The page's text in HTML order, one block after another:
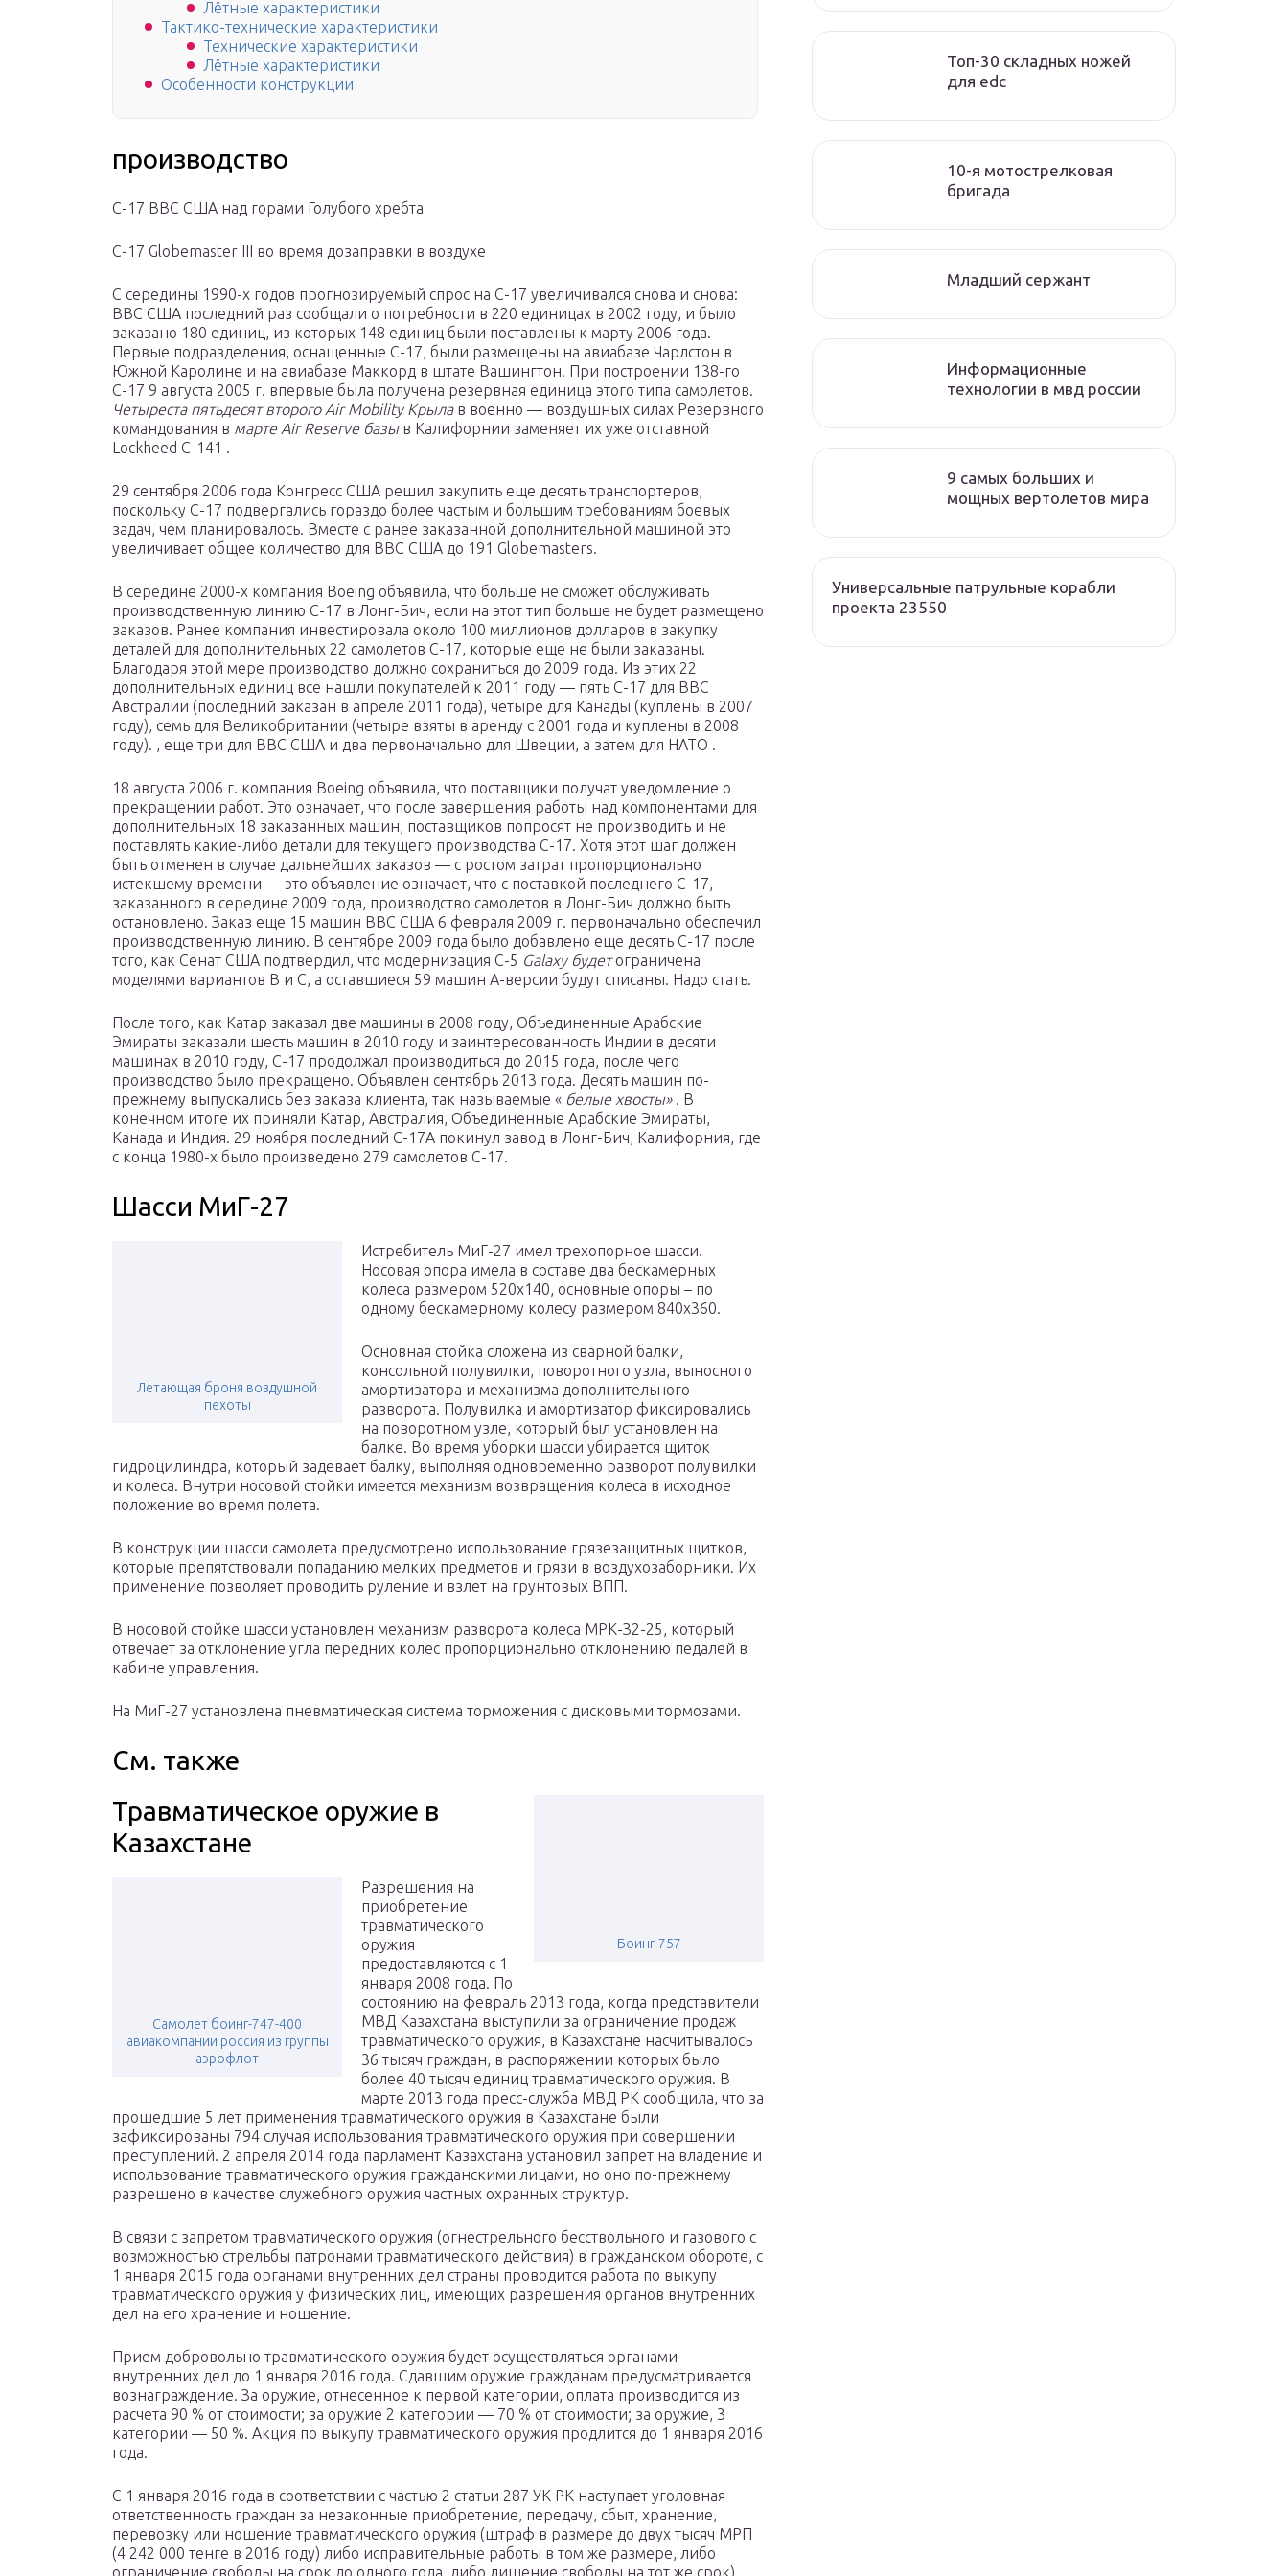
Лётные характеристики
Тактико-технические характеристики
Технические характеристики
Лётные характеристики
Особенности конструкции
производство
C-17 ВВС США над горами Голубого хребта
C-17 Globemaster III во время дозаправки в воздухе
С середины 1990-х годов прогнозируемый спрос на C-17 увеличивался снова и снова:
ВВС США последний раз сообщали о потребности в 220 единицах в 2002 году, и было
заказано 180 единиц, из которых 148 единиц были поставлены к марту 2006 года.
Первые подразделения, оснащенные C-17, были размещены на авиабазе Чарлстон в
Южной Каролине и на авиабазе Маккорд в штате Вашингтон. При построении 138-го
С-17 9 августа 2005 г. впервые была получена резервная единица этого типа самолетов.
Четыреста пятьдесят второго Air Mobility Крылав военно — воздушных силах Резервного
командования в марте Air Reserve базыв Калифорнии заменяет их уже отставной
Lockheed C-141 .
29 сентября 2006 года Конгресс США решил закупить еще десять транспортеров,
поскольку С-17 подвергались гораздо более частым и большим требованиям боевых
задач, чем планировалось. Вместе с ранее заказанной дополнительной машиной это
увеличивает общее количество для ВВС США до 191 Globemasters.
В середине 2000-х компания Boeing объявила, что больше не сможет обслуживать
производственную линию C-17 в Лонг-Бич, если на этот тип больше не будет размещено
заказов. Ранее компания инвестировала около 100 миллионов долларов в закупку
деталей для дополнительных 22 самолетов C-17, которые еще не были заказаны.
Благодаря этой мере производство должно сохраниться до 2009 года. Из этих 22
дополнительных единиц все нашли покупателей к 2011 году — пять C-17 для ВВС
Австралии (последний заказан в апреле 2011 года), четыре для Канады (куплены в 2007
году), семь для Великобритании (четыре взяты в аренду с 2001 года и куплены в 2008
году). , еще три для ВВС США и два первоначально для Швеции, а затем для НАТО .
18 августа 2006 г. компания Boeing объявила, что поставщики получат уведомление о
прекращении работ. Это означает, что после завершения работы над компонентами для
дополнительных 18 заказанных машин, поставщиков попросят не производить и не
поставлять какие-либо детали для текущего производства C-17. Хотя этот шаг должен
быть отменен в случае дальнейших заказов — с ростом затрат пропорционально
истекшему времени — это объявление означает, что с поставкой последнего C-17,
заказанного в середине 2009 года, производство самолетов в Лонг-Бич должно быть
остановлено. Заказ еще 15 машин ВВС США 6 февраля 2009 г. первоначально обеспечил
производственную линию. В сентябре 2009 года было добавлено еще десять C-17 после
того, как Сенат США подтвердил, что модернизация C-5 Galaxy будетограничена
моделями вариантов B и C, а оставшиеся 59 машин A-версии будут списаны. Надо стать.
После того, как Катар заказал две машины в 2008 году, Объединенные Арабские
Эмираты заказали шесть машин в 2010 году и заинтересованность Индии в десяти
машинах в 2010 году, C-17 продолжал производиться до 2015 года, после чего
производство было прекращено. Объявлен сентябрь 2013 года. Десять машин по-
прежнему выпускались без заказа клиента, так называемые « белые хвосты». В
конечном итоге их приняли Катар, Австралия, Объединенные Арабские Эмираты,
Канада и Индия. 29 ноября последний C-17A покинул завод в Лонг-Бич, Калифорния, где
с конца 1980-х было произведено 279 самолетов C-17.
Шасси МиГ-27
Летающая броня воздушной
пехоты
Истребитель МиГ-27 имел трехопорное шасси.
Носовая опора имела в составе два бескамерных
колеса размером 520х140, основные опоры – по
одному бескамерному колесу размером 840х360.
Основная стойка сложена из сварной балки,
консольной полувилки, поворотного узла, выносного
амортизатора и механизма дополнительного
разворота. Полувилка и амортизатор фиксировались
на поворотном узле, который был установлен на
балке. Во время уборки шасси убирается щиток
гидроцилиндра, который задевает балку, выполняя одновременно разворот полувилки
и колеса. Внутри носовой стойки имеется механизм возвращения колеса в исходное
положение во время полета.
В конструкции шасси самолета предусмотрено использование грязезащитных щитков,
которые препятствовали попаданию мелких предметов и грязи в воздухозаборники. Их
применение позволяет проводить руление и взлет на грунтовых ВПП.
В носовой стойке шасси установлен механизм разворота колеса МРК-З2-25, который
отвечает за отклонение угла передних колес пропорционально отклонению педалей в
кабине управления.
На МиГ-27 установлена пневматическая система торможения с дисковыми тормозами.
См. также
Боинг-757
Травматическое оружие в
Казахстане
Самолет боинг-747-400
авиакомпании россия из группы
аэрофлот
Разрешения на
приобретение
травматического
оружия
предоставляются с 1
января 2008 года. По
состоянию на февраль 2013 года, когда представители
МВД Казахстана выступили за ограничение продаж
травматического оружия, в Казахстане насчитывалось
36 тысяч граждан, в распоряжении которых было
более 40 тысяч единиц травматического оружия. В
марте 2013 года пресс-служба МВД РК сообщила, что за
прошедшие 5 лет применения травматического оружия в Казахстане были
зафиксированы 794 случая использования травматического оружия при совершении
преступлений. 2 апреля 2014 года парламент Казахстана установил запрет на владение и
использование травматического оружия гражданскими лицами, но оно по-прежнему
разрешено в качестве служебного оружия частных охранных структур.
В связи с запретом травматического оружия (огнестрельного бесствольного и газового с
возможностью стрельбы патронами травматического действия) в гражданском обороте, с
1 января 2015 года органами внутренних дел страны проводится работа по выкупу
травматического оружия у физических лиц, имеющих разрешения органов внутренних
дел на его хранение и ношение.
Прием добровольно травматического оружия будет осуществляться органами
внутренних дел до 1 января 2016 года. Сдавшим оружие гражданам предусматривается
вознаграждение. За оружие, отнесенное к первой категории, оплата производится из
расчета 90 % от стоимости; за оружие 2 категории — 70 % от стоимости; за оружие, 3
категории — 50 %. Акция по выкупу травматического оружия продлится до 1 января 2016
года.
С 1 января 2016 года в соответствии с частью 2 статьи 287 УК РК наступает уголовная
ответственность граждан за незаконные приобретение, передачу, сбыт, хранение,
перевозку или ношение травматического оружия (штраф в размере до двух тысяч МРП
(4 242 000 тенге в 2016 году) либо исправительные работы в том же размере, либо
ограничение свободы на срок до одного года, либо лишение свободы на тот же срок).
Топ-30 складных ножей
для edc
10-я мотострелковая
бригада
Младший сержант
Информационные
технологии в мвд россии
9 самых больших и
мощных вертолетов мира
Универсальные патрульные корабли
проекта 23550